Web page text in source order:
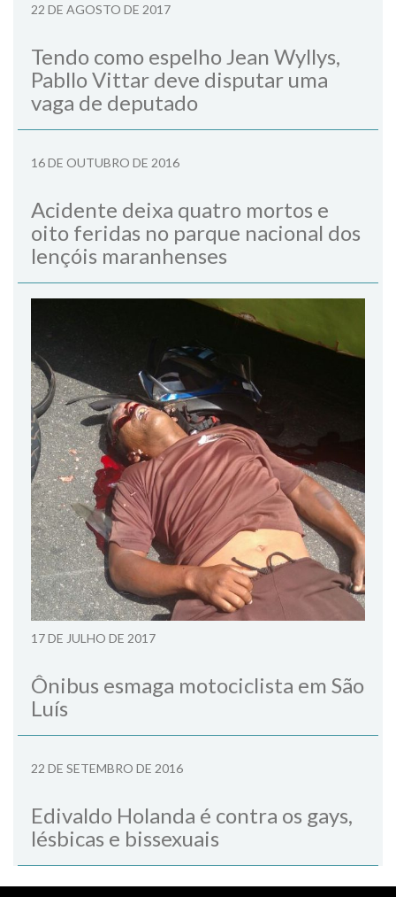
22 DE AGOSTO DE 2017
Tendo como espelho Jean Wyllys,
Pabllo Vittar deve disputar uma
vaga de deputado
16 DE OUTUBRO DE 2016
Acidente deixa quatro mortos e
oito feridas no parque nacional dos
lençóis maranhenses
17 DE JULHO DE 2017
Ônibus esmaga motociclista em São
Luís
22 DE SETEMBRO DE 2016
Edivaldo Holanda é contra os gays,
lésbicas e bissexuais